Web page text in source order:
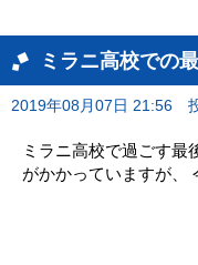
ミラニ高校での
2019年08月07日 21:56
ミラニ高校で過ごす最
がかかっていますが、